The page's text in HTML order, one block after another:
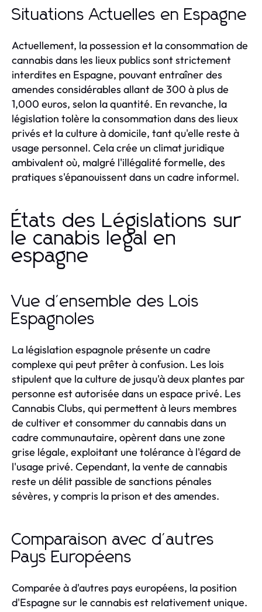
Situations Actuelles en Espagne
Actuellement, la possession et la consommation de
cannabis dans les lieux publics sont strictement
interdites en Espagne, pouvant entraîner des
amendes considérables allant de 300 à plus de
1,000 euros, selon la quantité. En revanche, la
législation tolère la consommation dans des lieux
privés et la culture à domicile, tant qu'elle reste à
usage personnel. Cela crée un climat juridique
ambivalent où, malgré l'illégalité formelle, des
pratiques s'épanouissent dans un cadre informel.
États des Législations sur
le canabis legal en
espagne
Vue d'ensemble des Lois
Espagnoles
La législation espagnole présente un cadre
complexe qui peut prêter à confusion. Les lois
stipulent que la culture de jusqu'à deux plantes par
personne est autorisée dans un espace privé. Les
Cannabis Clubs, qui permettent à leurs membres
de cultiver et consommer du cannabis dans un
cadre communautaire, opèrent dans une zone
grise légale, exploitant une tolérance à l'égard de
l'usage privé. Cependant, la vente de cannabis
reste un délit passible de sanctions pénales
sévères, y compris la prison et des amendes.
Comparaison avec d'autres
Pays Européens
Comparée à d'autres pays européens, la position
d'Espagne sur le cannabis est relativement unique.